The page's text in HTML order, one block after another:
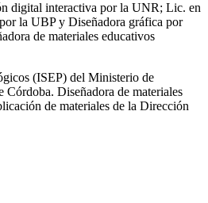
digital interactiva por la UNR; Lic. en
la UBP y Diseñadora gráfica por
de materiales educativos
(ISEP) del Ministerio de
Diseñadora de materiales
de materiales de la Dirección